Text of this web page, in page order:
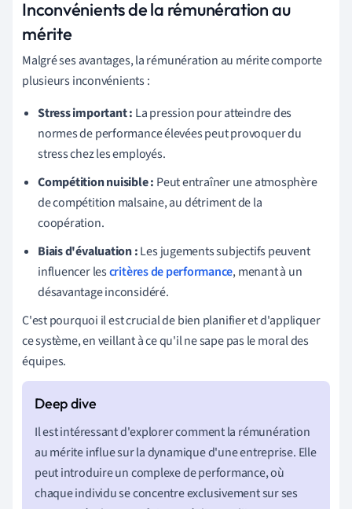
Inconvénients de la rémunération au
mérite
Malgré ses avantages, la rémunération au mérite comporte
plusieurs inconvénients :
Stress important : La pression pour atteindre des
normes de performance élevées peut provoquer du
stress chez les employés.
Compétition nuisible : Peut entraîner une atmosphère
de compétition malsaine, au détriment de la
coopération.
Biais d'évaluation :Les jugements subjectifs peuvent
influencer lescritères de performance, menant à un
désavantage inconsidéré.
C'est pourquoi il est crucial de bien planifier et d'appliquer
ce système, en veillant à ce qu'il ne sape pas le moral des
équipes.
Il est intéressant d'explorer comment la rémunération
au mérite influe sur la dynamique d'une entreprise. Elle
peut introduire un complexe de performance, où
chaque individu se concentre exclusivement sur ses